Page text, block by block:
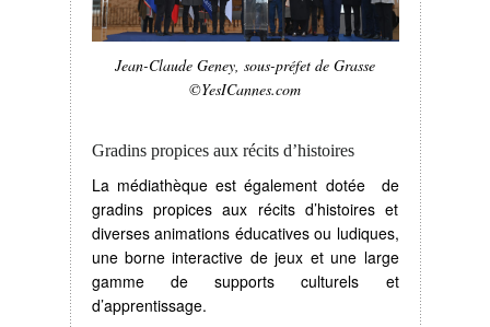
Jean-Claude Geney, sous-préfet de Grasse
©YesICannes.com
Gradins propices aux récits d’histoires
La médiathèque est également dotée de
gradins propices aux récits d’histoires et
diverses animations éducatives ou ludiques,
une borne interactive de jeux et une large
gamme de supports culturels et
d’apprentissage.